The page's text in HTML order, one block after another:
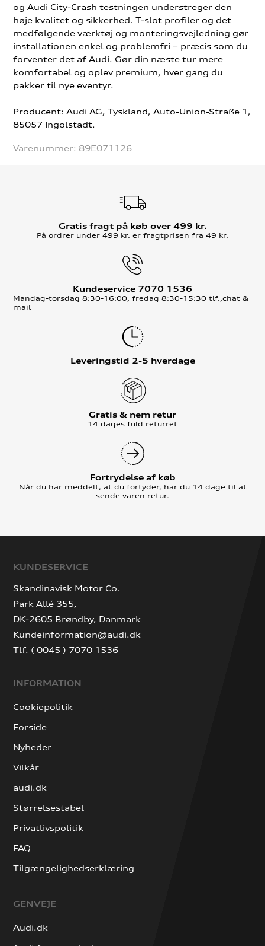
og Audi City-Crash testningen understreger den
høje kvalitet og sikkerhed. T-slot profiler og det
medfølgende værktøj og monteringsvejledning gør
installationen enkel og problemfri – præcis som du
forventer det af Audi. Gør din næste tur mere
komfortabel og oplev premium, hver gang du
pakker til nye eventyr.
Producent: Audi AG, Tyskland, Auto-Union-Straße 1,
85057 Ingolstadt.
Varenummer: 89E071126
Gratis fragt på køb over 499 kr.
På ordrer under 499 kr. er fragtprisen fra 49 kr.
Kundeservice 7070 1536
Mandag-torsdag 8:30-16:00, fredag 8:30-15:30 tlf.,chat &
mail
Leveringstid 2-5 hverdage
Gratis & nem retur
14 dages fuld returret
Fortrydelse af køb
Når du har meddelt, at du fortyder, har du 14 dage til at
sende varen retur.
KUNDESERVICE
Skandinavisk Motor Co.
Park Allé 355,
DK-2605 Brøndby, Danmark
Kundeinformation@audi.dk
Tlf. ( 0045 ) 7070 1536
INFORMATION
Cookiepolitik
Forside
Nyheder
Vilkår
audi.dk
Størrelsestabel
Privatlivspolitik
FAQ
Tilgængelighedserklæring
GENVEJE
Audi.dk